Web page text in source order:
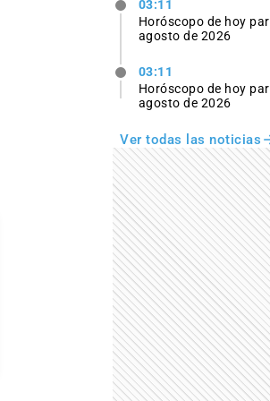
03:11
Horóscopo de hoy
agosto de 2026
03:11
Horóscopo de hoy
agosto de 2026
Ver todas las noticias